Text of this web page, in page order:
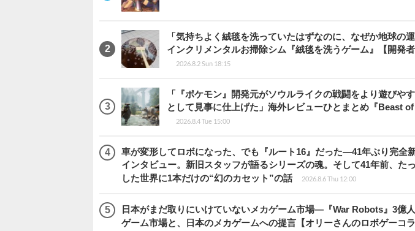
「気持ちよく絨毯を洗っていたはずなのに、なぜか地球の
インクリメンタルお掃除シム『絨毯を洗うゲーム』【開発者
2026.8.2 Sun 18:15
「『ポケモン』開発元がソウルライクの戦闘をより遊びや
として見事に仕上げた」海外レビューひとまとめ『Beast
2026.8.4 Tue 15:00
車が変形してロボになった、でも『ルート16』だった―41年ぶり完全
インタビュー。新旧スタッフが語るシリーズの魂。そして41年前、た
した世界に1本だけの“幻のカセット”の話
2026.8.6 Thu 12:00
日本がまだ取りにいけていないメカゲーム市場―『War Robots』3億
ゲーム市場と、日本のメカゲームへの提言【オリーさんのロボゲーコラ